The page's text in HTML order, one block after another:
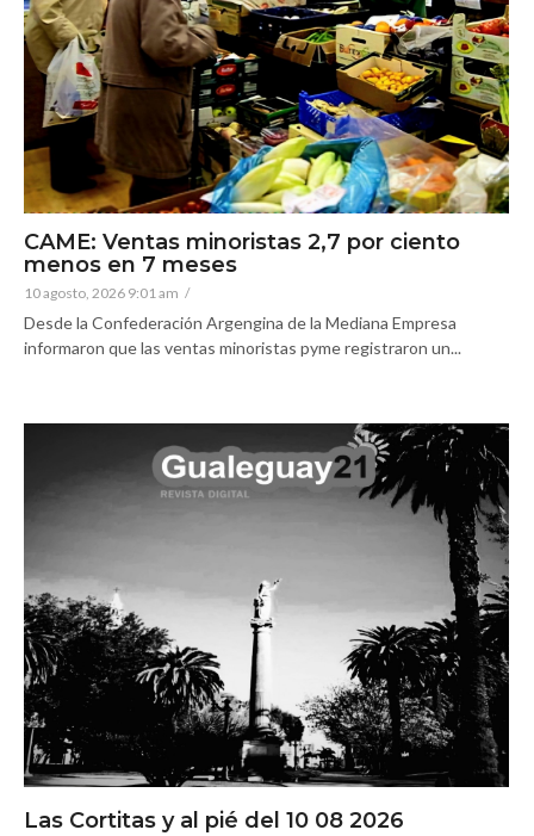
CAME: Ventas minoristas 2,7 por ciento
menos en 7 meses
10 agosto, 2026 9:01 am /
Desde la Confederación Argengina de la Mediana Empresa
informaron que las ventas minoristas pyme registraron un...
Las Cortitas y al pié del 10 08 2026